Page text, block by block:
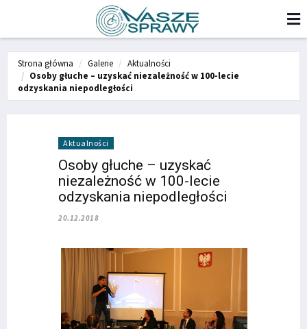
Strona główna Galerie
Aktualności
Osoby głuche – uzyskać niezależność w 100-lecie
odzyskania niepodległości
Aktualności
Osoby głuche – uzyskać
niezależność w 100-lecie
odzyskania niepodległości
20.12.2018